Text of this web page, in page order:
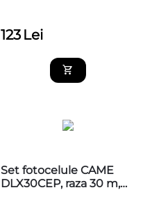
123 Lei
Set fotocelule CAME
DLX30CEP, raza 30 m,